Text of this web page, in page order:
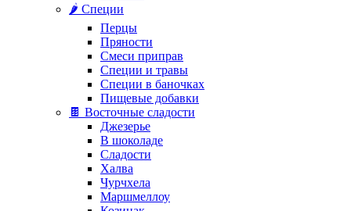
🌶️ Специи
Перцы
Пряности
Смеси приправ
Специи и травы
Специи в баночках
Пищевые добавки
🍫 Восточные сладости
Джезерье
В шоколаде
Сладости
Халва
Чурчхела
Маршмеллоу